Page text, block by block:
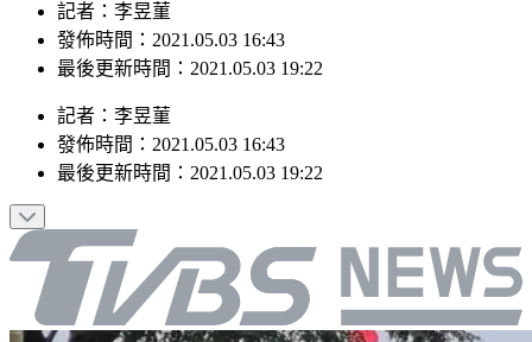
記者：李昱菫
發佈時間：2021.05.03 16:43
最後更新時間：2021.05.03 19:22
記者 ： 李昱菫
發佈時間： 2021.05.03 16:43
最後更新時間： 2021.05.03 19:22